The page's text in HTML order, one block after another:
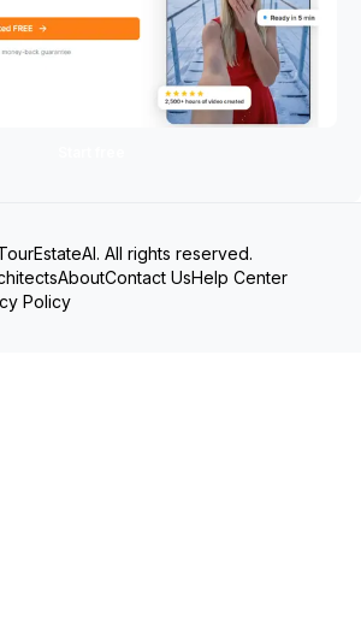
All rights reserved.
AboutContact UsHelp Center
Policy